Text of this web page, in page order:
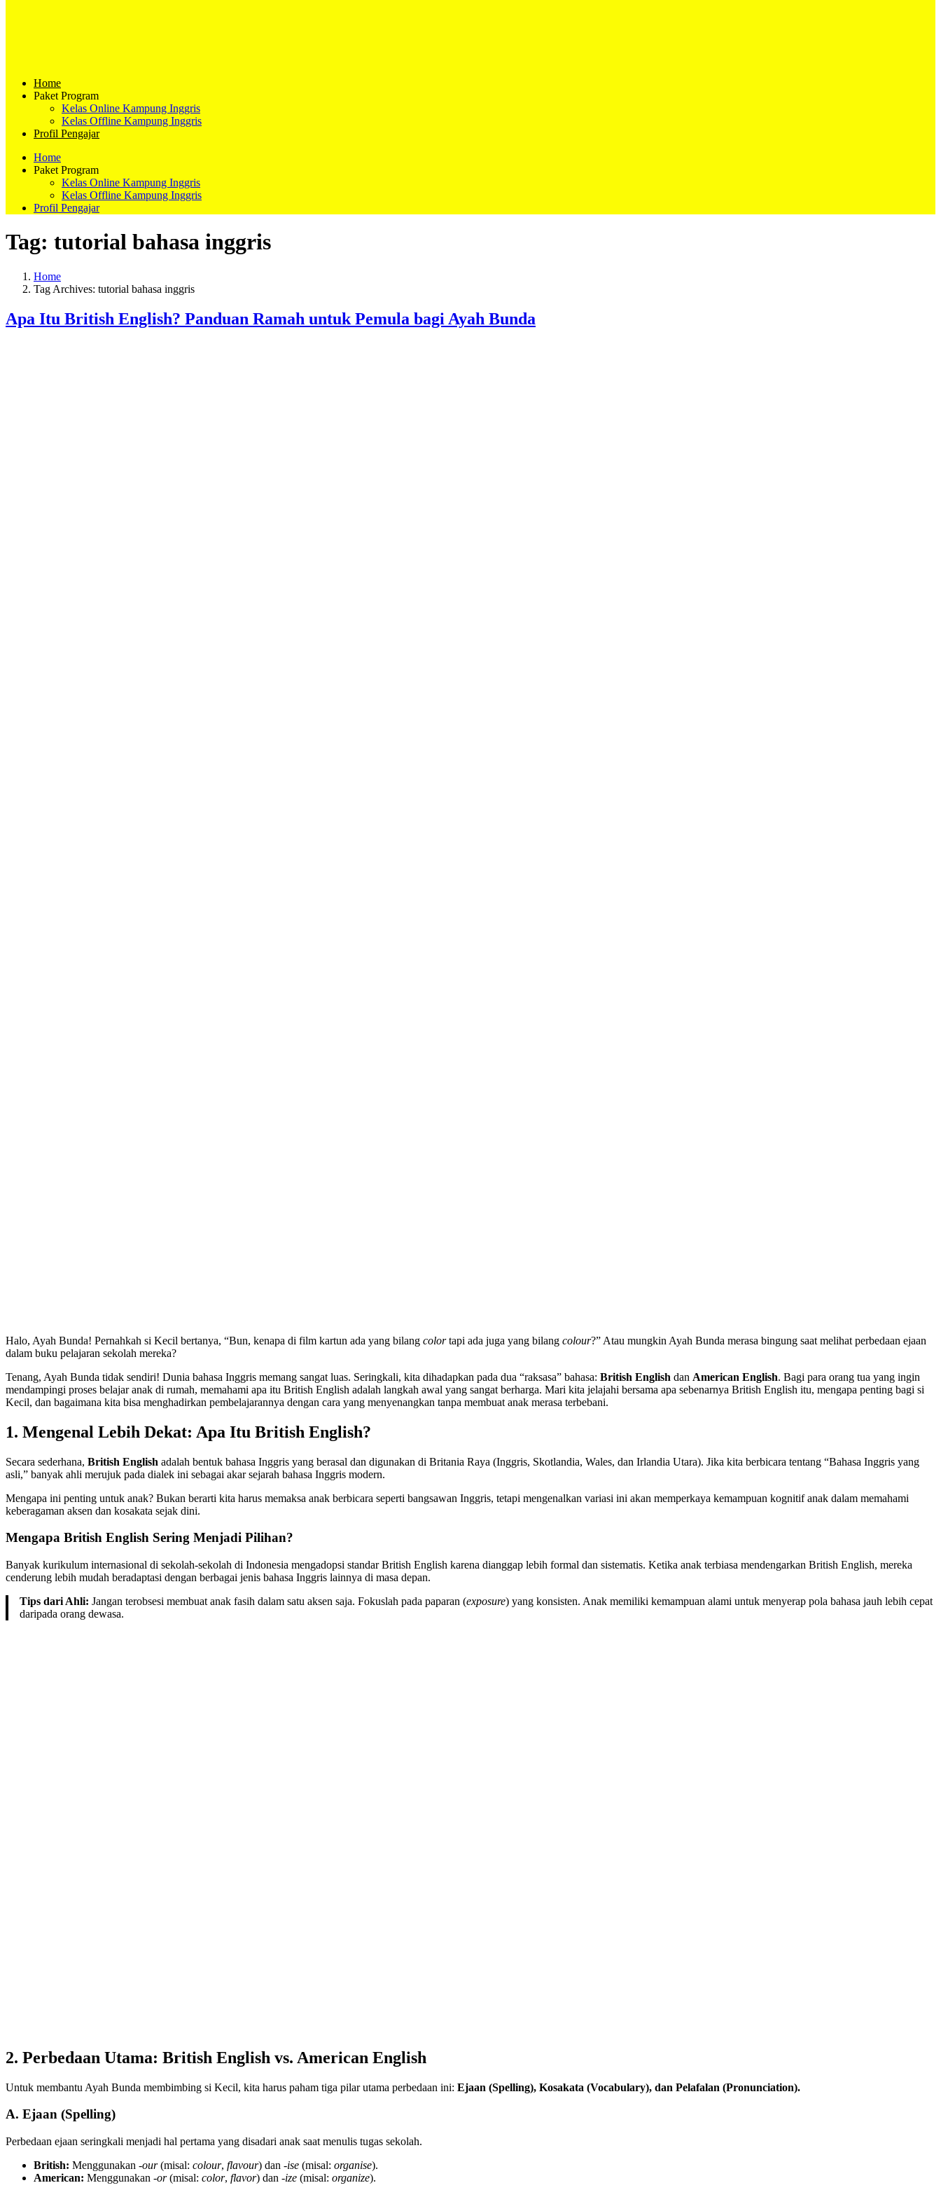
Home
Paket Program
Kelas Online Kampung Inggris
Kelas Offline Kampung Inggris
Profil Pengajar
Home
Paket Program
Kelas Online Kampung Inggris
Kelas Offline Kampung Inggris
Profil Pengajar
Tag: tutorial bahasa inggris
Home
Tag Archives: tutorial bahasa inggris
Apa Itu British English? Panduan Ramah untuk Pemula bagi Ayah Bunda
Halo, Ayah Bunda! Pernahkah si Kecil bertanya, “Bun, kenapa di film kartun ada yang bilang colortapi ada juga yang bilang colour?” Atau mungkin Ayah Bunda merasa bingung saat melihat perbedaan ejaan
dalam buku pelajaran sekolah mereka?
Tenang, Ayah Bunda tidak sendiri! Dunia bahasa Inggris memang sangat luas. Seringkali, kita dihadapkan pada dua “raksasa” bahasa: British English dan American English. Bagi para orang tua yang ingin
mendampingi proses belajar anak di rumah, memahami apa itu British English adalah langkah awal yang sangat berharga. Mari kita jelajahi bersama apa sebenarnya British English itu, mengapa penting bagi si
Kecil, dan bagaimana kita bisa menghadirkan pembelajarannya dengan cara yang menyenangkan tanpa membuat anak merasa terbebani.
1. Mengenal Lebih Dekat: Apa Itu British English?
Secara sederhana, British English adalah bentuk bahasa Inggris yang berasal dan digunakan di Britania Raya (Inggris, Skotlandia, Wales, dan Irlandia Utara). Jika kita berbicara tentang “Bahasa Inggris yang
asli,” banyak ahli merujuk pada dialek ini sebagai akar sejarah bahasa Inggris modern.
Mengapa ini penting untuk anak? Bukan berarti kita harus memaksa anak berbicara seperti bangsawan Inggris, tetapi mengenalkan variasi ini akan memperkaya kemampuan kognitif anak dalam memahami
keberagaman aksen dan kosakata sejak dini.
Mengapa British English Sering Menjadi Pilihan?
Banyak kurikulum internasional di sekolah-sekolah di Indonesia mengadopsi standar British English karena dianggap lebih formal dan sistematis. Ketika anak terbiasa mendengarkan British English, mereka
cenderung lebih mudah beradaptasi dengan berbagai jenis bahasa Inggris lainnya di masa depan.
Tips dari Ahli: Jangan terobsesi membuat anak fasih dalam satu aksen saja. Fokuslah pada paparan (exposure) yang konsisten. Anak memiliki kemampuan alami untuk menyerap pola bahasa jauh lebih cepat
daripada orang dewasa.
2. Perbedaan Utama: British English vs. American English
Untuk membantu Ayah Bunda membimbing si Kecil, kita harus paham tiga pilar utama perbedaan ini: Ejaan (Spelling), Kosakata (Vocabulary), dan Pelafalan (Pronunciation).
A. Ejaan (Spelling)
Perbedaan ejaan seringkali menjadi hal pertama yang disadari anak saat menulis tugas sekolah.
British: Menggunakan -our(misal: colour, flavour) dan -ise (misal: organise).
American: Menggunakan -or(misal: color, flavor) dan -ize (misal: organize).